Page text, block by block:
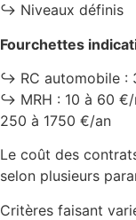
↪️ Niveaux définis
Fourchettes
↪️ RC automobile :
↪️ MRH : 10 à 60
250 à 1750 €/an
Le coût des
selon plusieurs
Critères faisant